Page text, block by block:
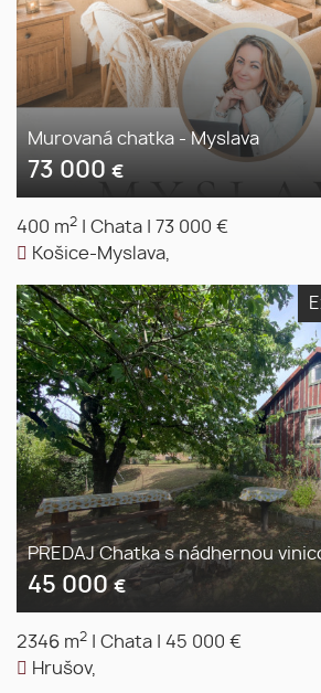
Murovaná chatka - Myslava
73 000 €
400 m2 Chata
73 000 €
Košice-Myslava,
PREDAJ Chatka s nádhernou
45 000€
2346 m2 Chata
45 000 €
Hrušov,